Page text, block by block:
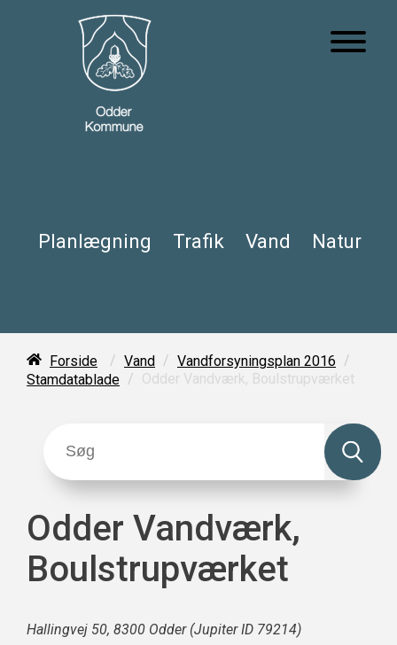
Planlægning Trafik Vand Natur
Forside / Vand / Vandforsyningsplan 2016 /
Stamdatablade / Odder Vandværk, Boulstrupværket
Odder Vandværk,
Boulstrupværket
Hallingvej 50, 8300 Odder (Jupiter ID 79214)